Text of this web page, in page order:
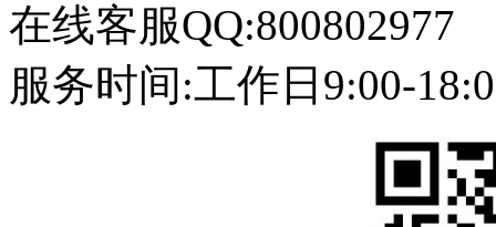
在线客服QQ:800802977
服务时间:工作日9:00-